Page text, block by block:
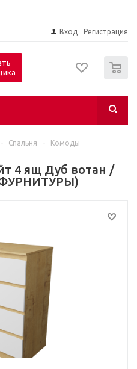
Вход Регистрация
- Спальня - Комоды
4 ящ Дуб вотан /